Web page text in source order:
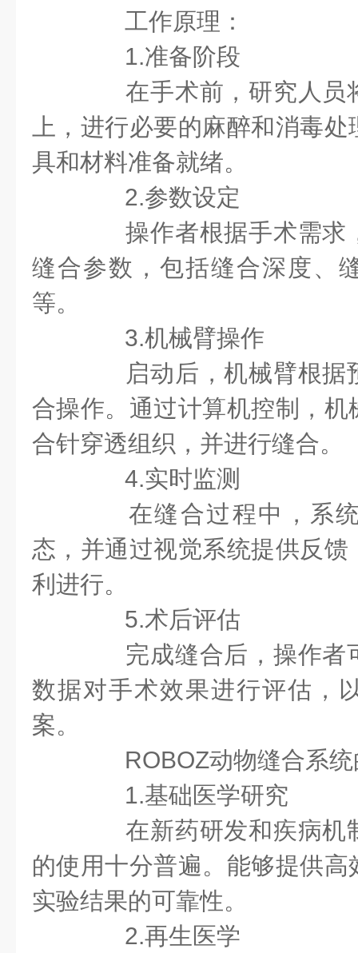
工作原理：
1.准备阶段
在手术前，研究人员
上，进行必要的麻醉和消毒
具和材料准备就绪。
2.参数设定
操作者根据手术需求
缝合参数，包括缝合深度、
等。
3.机械臂操作
启动后，机械臂根据
合操作。通过计算机控制，
合针穿透组织，并进行缝合。
4.实时监测
在缝合过程中，系统
态，并通过视觉系统提供反
利进行。
5.术后评估
完成缝合后，操作者
数据对手术效果进行评估，
案。
ROBOZ动物缝合系统
1.基础医学研究
在新药研发和疾病机
的使用十分普遍。能够提供
实验结果的可靠性。
2.再生医学